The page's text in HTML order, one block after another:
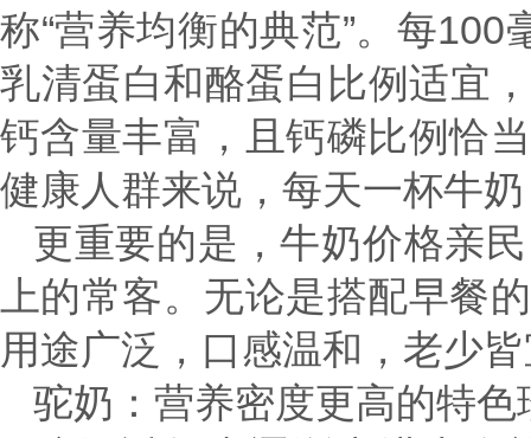
称“营养均衡的典范”。每
乳清蛋白和酪蛋白比例适宜
钙含量丰富，且钙磷比例恰
健康人群来说，每天一杯牛
更重要的是，牛奶价格亲
上的常客。无论是搭配早餐
用途广泛，口感温和，老少
驼奶：营养密度更高的特色